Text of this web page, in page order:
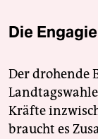
Die
Der drohende
Kräfte
braucht es